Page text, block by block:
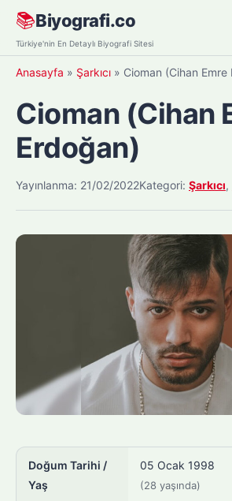
Skip
content
📚Biyografi.co
Türkiye'nin En Detaylı Biyografi Sitesi
Anasayfa » Şarkıcı » Cioman (Cihan Emre
Cioman (Cihan
Erdoğan)
Yayınlanma: 21/02/2022Kategori: Şarkıcı,
Doğum Tarihi /
Yaş
05 Ocak 1998
(28 yaşında)